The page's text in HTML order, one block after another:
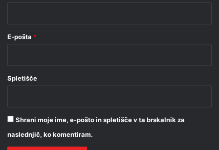
E-pošta *
Spletišče
Shrani moje ime, e-pošto in spletišče v ta brskalnik za
naslednjič, ko komentiram.